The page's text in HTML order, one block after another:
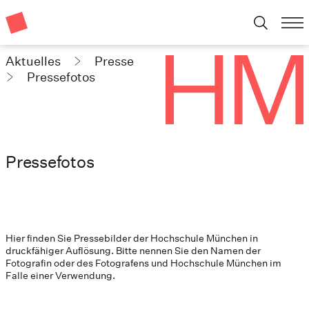
Aktuelles
Presse
Pressefotos
Pressefotos
Hier finden Sie Pressebilder der Hochschule München in
druckfähiger Auflösung. Bitte nennen Sie den Namen der
Fotografin oder des Fotografens und Hochschule München im
Falle einer Verwendung.